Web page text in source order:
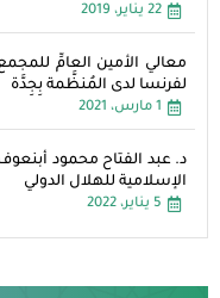
22 يناير، 2019
معالي الأمين العامِّ
لفرنسا لدى المُنظَّمة بِجِدَّة
1 مارس، 2021
الإسلامية للهلال الدولي
5 يناير، 2022